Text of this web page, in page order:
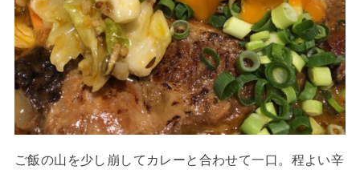
ご飯の山を少し崩してカレーと合わせて一口。程よい辛